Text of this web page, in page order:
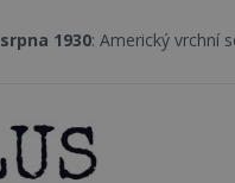
vrchní soudce